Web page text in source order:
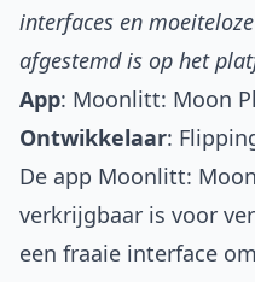
interfaces en
afgestemd is op het
App: Moonlitt: Moon
Ontwikkelaar:
De app Moonlitt:
verkrijgbaar is voor
een fraaie interface